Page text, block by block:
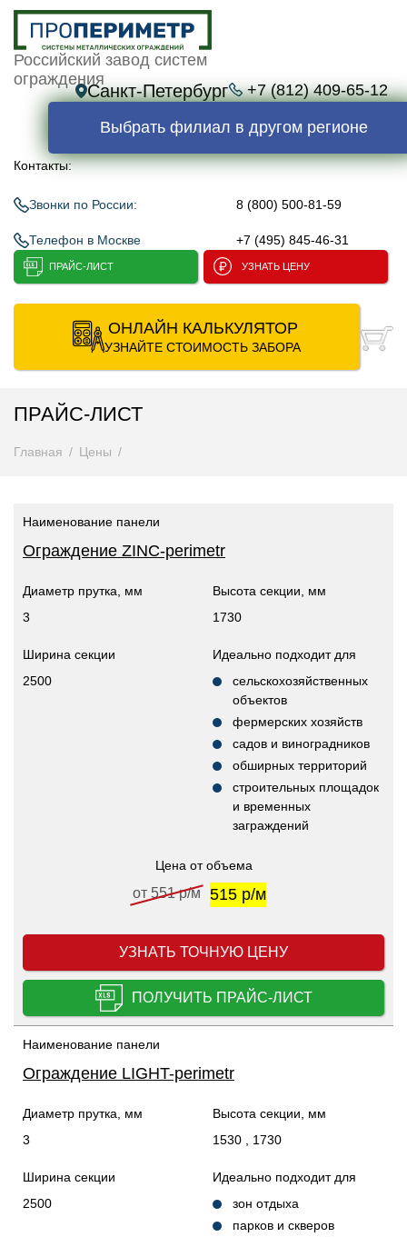
Российский завод систем
ограждения
Санкт-Петербург +7 (812) 409-65-12
Выбрать филиал в другом регионе
Контакты:
Звонки по России: 8 (800) 500-81-59
Телефон в Москве +7 (495) 845-46-31
ПРАЙС-ЛИСТ УЗНАТЬ ЦЕНУ
ОНЛАЙН КАЛЬКУЛЯТОР
УЗНАЙТЕ СТОИМОСТЬ ЗАБОРА
ПРАЙС-ЛИСТ
Главная Цены
Наименование панели
Ограждение ZINC-perimetr
Диаметр прутка, мм
3
Высота секции, мм
1730
Ширина секции
2500
Идеально подходит для
сельскохозяйственных
объектов
фермерских хозяйств
садов и виноградников
обширных территорий
строительных площадок
и временных
заграждений
Цена от объема
от 551 р/м 515 р/м
УЗНАТЬ ТОЧНУЮ ЦЕНУ
ПОЛУЧИТЬ ПРАЙС-ЛИСТ
Наименование панели
Ограждение LIGHT-perimetr
Диаметр прутка, мм
3
Высота секции, мм
1530 , 1730
Ширина секции
2500
Идеально подходит для
зон отдыха
парков и скверов